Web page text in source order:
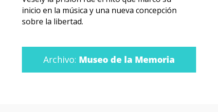
inicio en la música y una nueva concepción
sobre la libertad.
Archivo: Museo de la Memoria